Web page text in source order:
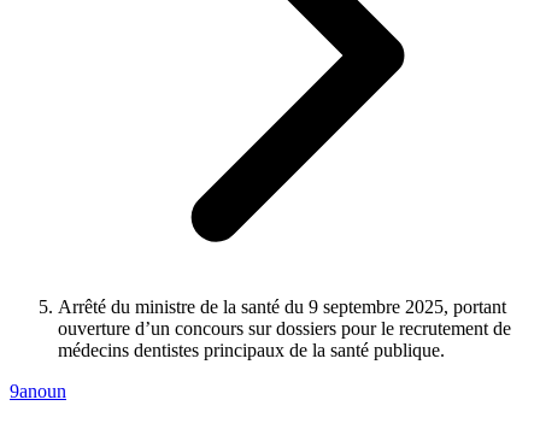
Arrêté du ministre de la santé du 9 septembre 2025, portant
ouverture d’un concours sur dossiers pour le recrutement de
médecins dentistes principaux de la santé publique.
9anoun